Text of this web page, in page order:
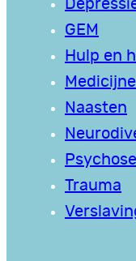
GEM
Hulp en
Naasten
Psychose
Trauma